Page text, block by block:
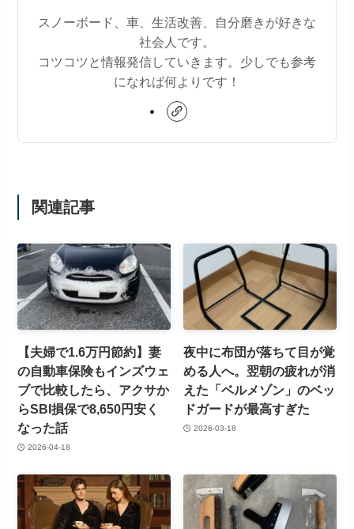
スノーボード、車、生活改善、自分磨きが好きな
社会人です。
コツコツと情報発信していきます。少しでも参考
になれば何よりです！
関連記事
【夫婦で1.6万円節約】妻
の自動車保険もインズウェ
ブで比較したら、アクサか
らSBI損保で8,650円安く
なった話
2026-04-18
夜中に布団が落ちて目が覚
める人へ。翌朝の疲れが消
えた「ベルメゾン」のベッ
ドガードが最高すぎた
2026-03-18